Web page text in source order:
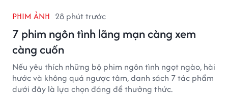
PHIM ẢNH 28 phút trước
7 phim ngôn tình lãng mạn càng xem
càng cuốn
Nếu yêu thích những bộ phim ngôn tình ngọt ngào, hài
hước và không quá ngược tâm, danh sách 7 tác phẩm
dưới đây là lựa chọn đáng để thưởng thức.